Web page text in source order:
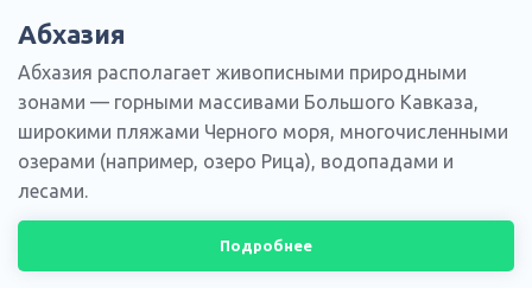
Абхазия
Абхазия располагает живописными природными
зонами — горными массивами Большого Кавказа,
широкими пляжами Черного моря, многочисленными
озерами (например, озеро Рица), водопадами и
лесами.
Подробнее